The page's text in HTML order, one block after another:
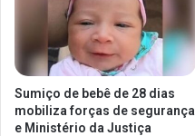
Sumiço de bebê de 28 dias
mobiliza forças de segurança
e Ministério da Justiça